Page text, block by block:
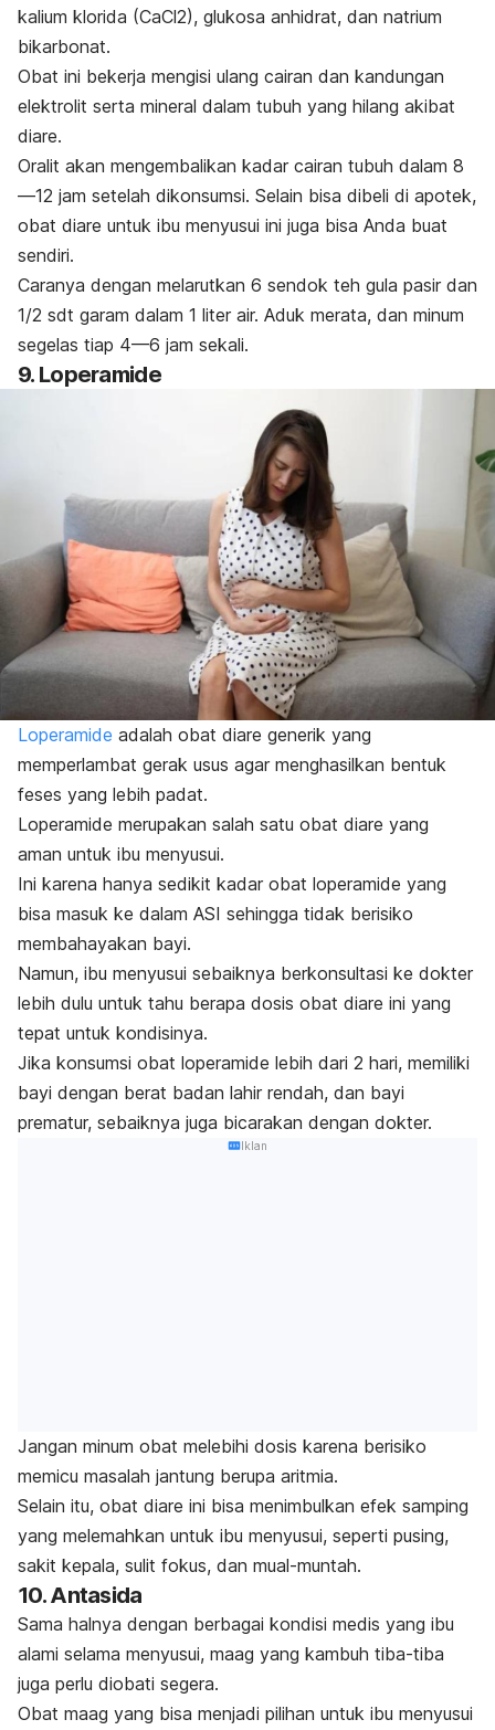
kalium klorida (CaCl2), glukosa anhidrat, dan natrium
bikarbonat.
Obat ini bekerja mengisi ulang cairan dan kandungan
elektrolit serta mineral dalam tubuh yang hilang akibat
diare.
Oralit akan mengembalikan kadar cairan tubuh dalam 8
—12 jam setelah dikonsumsi. Selain bisa dibeli di apotek,
obat diare untuk ibu menyusui ini juga bisa Anda buat
sendiri.
Caranya dengan melarutkan 6 sendok teh gula pasir dan
1/2 sdt garam dalam 1 liter air. Aduk merata, dan minum
segelas tiap 4—6 jam sekali.
9. Loperamide
Loperamide adalah obat diare generik yang
memperlambat gerak usus agar menghasilkan bentuk
feses yang lebih padat.
Loperamide merupakan salah satu obat diare yang
aman untuk ibu menyusui.
Ini karena hanya sedikit kadar obat loperamide yang
bisa masuk ke dalam ASI sehingga tidak berisiko
membahayakan bayi.
Namun, ibu menyusui sebaiknya berkonsultasi ke dokter
lebih dulu untuk tahu berapa dosis obat diare ini yang
tepat untuk kondisinya.
Jika konsumsi obat loperamide lebih dari 2 hari, memiliki
bayi dengan berat badan lahir rendah, dan bayi
prematur, sebaiknya juga bicarakan dengan dokter.
Iklan
Jangan minum obat melebihi dosis karena berisiko
memicu masalah jantung berupa aritmia.
Selain itu, obat diare ini bisa menimbulkan efek samping
yang melemahkan untuk ibu menyusui, seperti pusing,
sakit kepala, sulit fokus, dan mual-muntah.
10. Antasida
Sama halnya dengan berbagai kondisi medis yang ibu
alami selama menyusui, maag yang kambuh tiba-tiba
juga perlu diobati segera.
Obat maag yang bisa menjadi pilihan untuk ibu menyusui